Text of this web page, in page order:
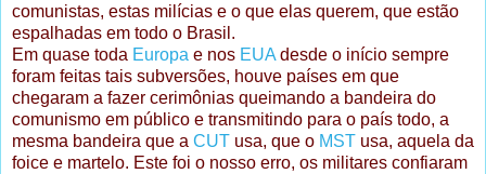
comunistas, estas milícias e o que elas querem, que estão
espalhadas em todo o Brasil.
Em quase toda Europa e nos EUA desde o início sempre
foram feitas tais subversões, houve países em que
chegaram a fazer cerimônias queimando a bandeira do
comunismo em público e transmitindo para o país todo, a
mesma bandeira que a CUT usa, que o MST usa, aquela da
foice e martelo. Este foi o nosso erro, os militares confiaram